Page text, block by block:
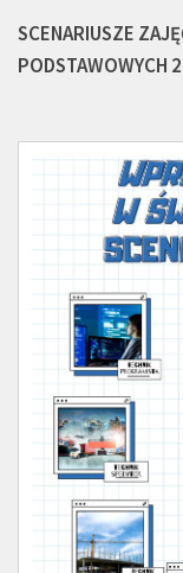
SCENARIUSZE
PODSTAWOWYCH